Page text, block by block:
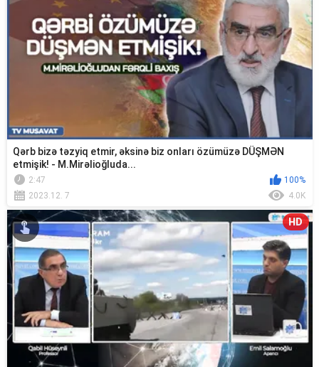
Qərb bizə təzyiq etmir, əksinə biz onları özümüzə DÜŞMƏN
etmişik! - M.Mirəlioğluda...
2:47
100%
2023.12. 7
4.0K
HD